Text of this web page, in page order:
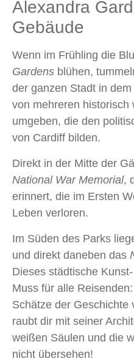
Alexandra
Gebäude
Wenn im Frühling die
Gardens blühen,
der ganzen Stadt in
von mehreren historisch
umgeben, die den
von Cardiff bilden.
Direkt in der Mitte der
National War Memorial,
erinnert, die im Ersten
Leben verloren.
Im Süden des Parks
und direkt daneben das
Dieses städtische
Muss für alle
Schätze der Geschichte
raubt dir mit seiner
weißen Säulen und die
nicht übersehen!